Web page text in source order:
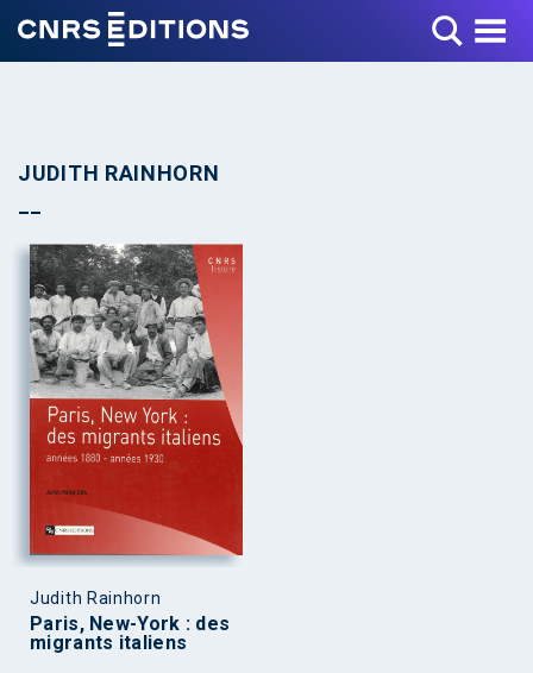
Toggle Menu
JUDITH RAINHORN
Judith Rainhorn
Paris, New-York : des
migrants italiens